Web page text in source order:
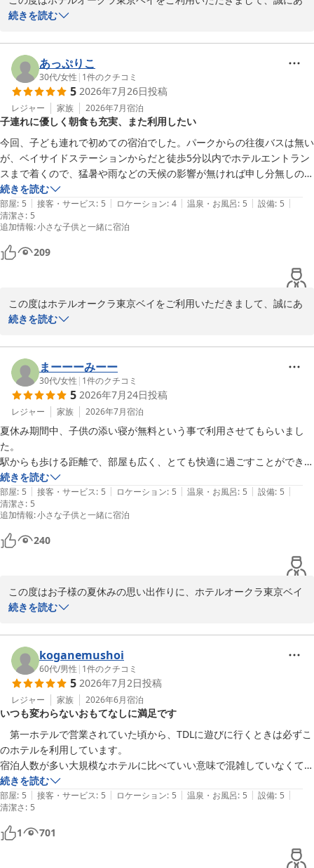
りがとうございました。大変素敵なコメントをお寄せいただきまし
を減らし、楽しい時間をお過ごしいただきたいという思いで対応さ
せていただきましたので、何よりでございます。お子様が「マーメ
イドルーム」を大喜びしてくださり、夏の思い出となりましたなら
幸いでございます。これからも、ご家族皆様で「また来たいね」と
思っていただけるような、ホテルを目指してまいります。次回のご
来館をスタッフ一同心よりお待ち申し上げております。ご投稿あり
がとうございました。
ホテルオークラ東京ベイ
2026-08-04
続きを読む
あっぷりこ
30代/女性 | 1件のクチコミ
5 2026年7月26日投稿
レジャー 家族 2026年7月宿泊
子連れに優しく朝食も充実、また利用したい
今回、子ども連れで初めての宿泊でした。パークからの往復バスは無い
が、ベイサイドステーションからだと徒歩5分以内でホテルエントラン
スまで着くので、猛暑や雨などの天候の影響が無ければ申し分無しの位
置にありました！ホテル↔︎ベイサイドステーションまでの往復バスはあ
るが、タイミングが合わない時が多かったので、今回は徒歩で往復する
ことが多かったです。
お部屋は、色んな口コミを見ていて「大理石のお風呂が子連れにはちょ
っと…」と書かれていたので子どもも一緒だと大丈夫か心配でしたが、
滑り止めマットの用意があったので安心して入浴させることが出来まし
た！子ども達も大きな湯船と個別のシャワールームに喜んでいました！
アメニティ類も充実していたので、忘れ物しても何とかなりそうだと思
いました。お部屋も子ども2人大人2人でだと十分過ぎるぐらいの広さ
で、ベッドにも事前にお願いしていたベッドガードが付いていたので安
心して子どもを寝かせることが出来ました。エアコンがあまり見かけな
いタイプの空調設定の仕方だったのですが、旦那が上手に使ってくれた
ので何とかなりました。「ホテルのお部屋は乾燥気味」というのがいつ
もの印象なのですが、夏場だと言うこともあってかその不快感は全く無
かったです。むしろ、お部屋で簡単に洗濯していた濡れた服やタオルが
ほとんど乾かないぐらいでした（笑）
朝食を1回だけ付いているプランだったのですが、ホテルオークラと言
えばのフレンチトーストも熱々で美味しく、子ども向けメニューも白米
もシンプルなパンも無糖のコーンフレークもバナナもあったので、離乳
食完了期の娘にも食べさせられる物がたくさんあったのがすごく助かり
ました！
また機会があれば利用したいホテルの一つになりました。
続きを読む
部屋: 5 | 接客・サービス: 5 | ロケーション: 4 | 温泉・お風呂: 5 | 設備: 5 |
清潔さ: 5
追加情報:小さな子供と一緒に宿泊
209
この度はホテルオークラ東京ベイをご利用いただきまして、誠にあ
りがとうございました。初めてのお子様連れでのご宿泊に当ホテル
ィ、事前にご用意したベッドガードなど、ご家族皆様が安心して快
適にお過ごしいただけた様子が伺え、安堵しております。大理石の
浴室につきましては、ご不安もあったかと存じますが、お貸出の滑
り止めマットがお役に立ち、お子様たちにも広い湯船やシャワール
ームをお楽しみいただけたようで何よりでございます。また、朝食
ではフレンチトーストをお気に召していただき、離乳食完了期のお
ことは大変励みになります。当ホテルでは小さなお子様連れのファ
ミリーにも安心・快適な旅をサポートできるよう努めております。
またお目にかかれます日をスタッフ一同心よりお待ち申し上げてお
ります。ご投稿ありがとうございました。
2026-07-29
続きを読む
まーーーみーー
30代/女性 | 1件のクチコミ
5 2026年7月24日投稿
レジャー 家族 2026年7月宿泊
夏休み期間中、子供の添い寝が無料という事で利用させてもらいまし
た。
駅からも歩ける距離で、部屋も広く、とても快適に過ごすことができま
した。
サマーキッズパスの、おかしすくいや、飲み物の提供は子供達が大喜び
でした。
スタッフの方々の対応もとても丁寧でまた利用させて頂きたいと思いま
した。
続きを読む
部屋: 5 | 接客・サービス: 5 | ロケーション: 5 | 温泉・お風呂: 5 | 設備: 5 |
清潔さ: 5
追加情報:小さな子供と一緒に宿泊
240
この度はお子様の夏休みの思い出作りに、ホテルオークラ東京ベイ
をご利用いただきまして、誠にありがとうございました。アクセス
思っております。また、期間限定で実施しておりました「サマーキ
ッズパス」のイベントが、お子様方に大好評だったとお伺いし、ス
タッフ一同大変励みになりました。これからも季節やイベントを意
識した魅力的なプランをご提供しお越しいただくすべてのお客様
に、笑顔で快適に過ごしていただけるホテルを目指し、サービスの
向上に努めてまいります。またのお越しを、スタッフ一同心よりお
待ち申し上げております。ご投稿ありがとうございました。
ホテルオークラ東京ベイ
2026-07-27
続きを読む
koganemushoi
60代/男性 | 1件のクチコミ
5 2026年7月2日投稿
レジャー 家族 2026年6月宿泊
いつも変わらないおもてなしに満足です
第一ホテルで営業されていた頃から、TDLに遊びに行くときは必ずこ
のホテルを利用しています。
宿泊人数が多い大規模なホテルに比べていい意味で混雑していなくて、
チエックイン・チェックアウトやレストラン等の待ち時間が少なくスト
レスなくスムーズに利用できて、快適に過ごせるのでとても満足してい
ます。
コンビニが夜10時まで利用できるところ、テイクアウトの夜食丼もの
の提供があることも良かったです。
今回はJRで来たので、TDLウェルカムセンターでチェックインしたと
続きを読む
部屋: 5 | 接客・サービス: 5 | ロケーション: 5 | 温泉・お風呂: 5 | 設備: 5 |
清潔さ: 5
1 701